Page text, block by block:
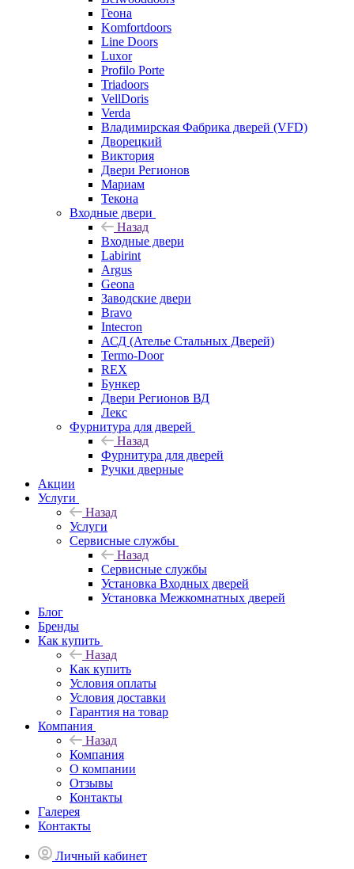
Геона
Komfortdoors
Line Doors
Luxor
Profilo Porte
Triadoors
VellDoris
Verda
Владимирская Фабрика дверей (VFD)
Дворецкий
Виктория
Двери Регионов
Мариам
Текона
Входные двери
Назад
Входные двери
Labirint
Argus
Geona
Заводские двери
Bravo
Intecron
АСД (Ателье Стальных Дверей)
Termo-Door
REX
Бункер
Двери Регионов ВД
Лекс
Фурнитура для дверей
Назад
Фурнитура для дверей
Ручки дверные
Акции
Услуги
Назад
Услуги
Сервисные службы
Назад
Сервисные службы
Установка Входных дверей
Установка Межкомнатных дверей
Блог
Бренды
Как купить
Назад
Как купить
Условия оплаты
Условия доставки
Гарантия на товар
Компания
Назад
Компания
О компании
Отзывы
Контакты
Галерея
Контакты
Личный кабинет